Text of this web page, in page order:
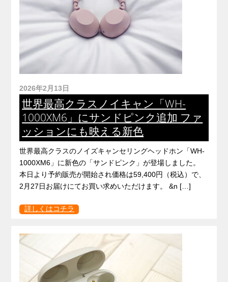
2026年2月13日
世界最高クラスノイキャン「WH-
1000XM6」にサンドピンク追加 ファ
ッションにも映える新色
世界最高クラスのノイズキャンセリングヘッドホン「WH-
1000XM6」に新色の「サンドピンク」が登場しました。
本日より予約販売が開始され価格は59,400円（税込）で、
2月27日お届けにてお買い求めいただけます。 &n […]
詳しくはコチラ